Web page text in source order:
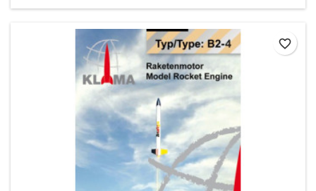
favorite_border